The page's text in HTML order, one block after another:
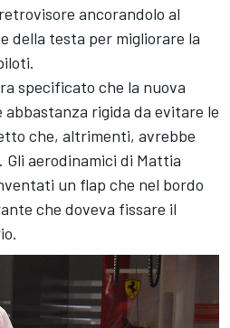
ancorandolo al
della testa per migliorare la
specificato che la nuova
abbastanza rigida da evitare le
che, altrimenti, avrebbe
aerodinamici di Mattia
un flap che nel bordo
che doveva fissare il